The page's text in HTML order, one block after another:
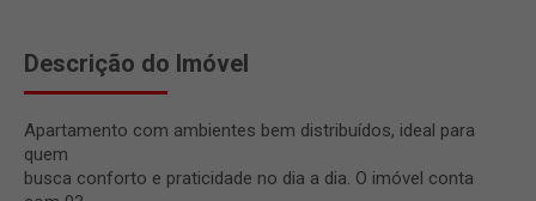
Descrição do Imóvel
Apartamento com ambientes bem distribuídos, ideal para
quem
busca conforto e praticidade no dia a dia. O imóvel conta